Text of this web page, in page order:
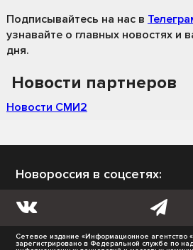
Подписывайтесь на нас в
узнавайте о главных новостях и
дня.
Новости партнеров
Новости СМИ2
Новороссия в соцсетях:
Сетевое издание «Информационное агентство
зарегистрировано в Федеральной службе по